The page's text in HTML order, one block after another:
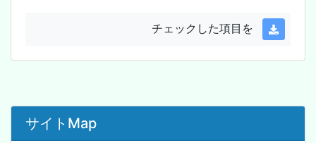
チェックした項目を
サイトMap